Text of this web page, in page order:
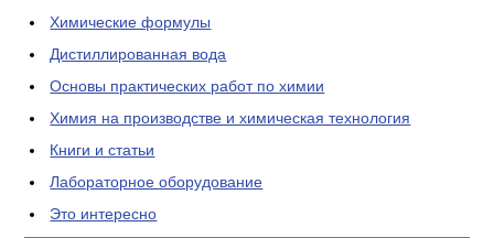
Химические формулы
Дистиллированная вода
Основы практических работ по химии
Химия на производстве и химическая технология
Книги и статьи
Лабораторное оборудование
Это интересно